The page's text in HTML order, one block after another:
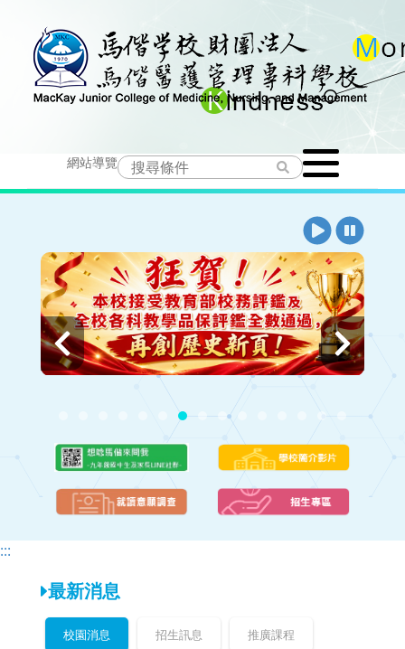
容
網站導覽
Toggle
navigation
播
放
暫
停
上
下
:::
最新消息
校園消息 招生訊息 推廣課程